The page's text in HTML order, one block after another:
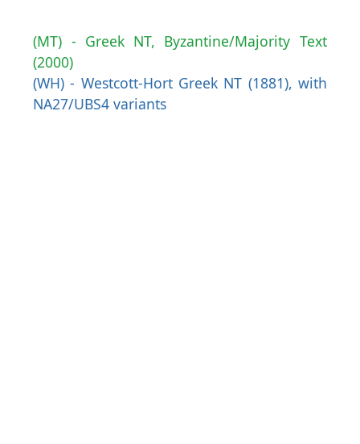
(MT) - Greek NT, Byzantine/Majority Text
(2000)
(WH) - Westcott-Hort Greek NT (1881), with
NA27/UBS4 variants